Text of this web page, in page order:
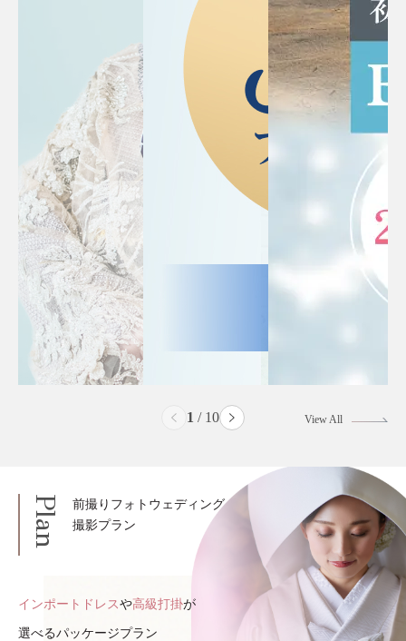
2 / 10 View All
Plan
前撮りフォトウェディング
撮影プラン
インポートドレスや高級打掛が
選べるパッケージプラン